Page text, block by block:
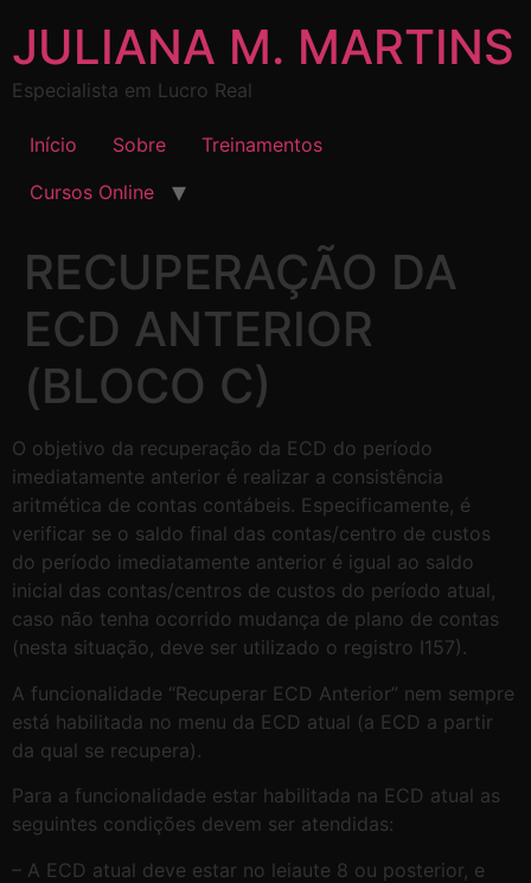
JULIANA M. MARTINS
Especialista em Lucro Real
Início Sobre
Treinamentos
Cursos Online
RECUPERAÇÃO DA
ECD ANTERIOR
(BLOCO C)
O objetivo da recuperação da ECD do período
imediatamente anterior é realizar a consistência
aritmética de contas contábeis. Especificamente, é
verificar se o saldo final das contas/centro de custos
do período imediatamente anterior é igual ao saldo
inicial das contas/centros de custos do período atual,
caso não tenha ocorrido mudança de plano de contas
(nesta situação, deve ser utilizado o registro I157).
A funcionalidade “Recuperar ECD Anterior” nem sempre
está habilitada no menu da ECD atual (a ECD a partir
da qual se recupera).
Para a funcionalidade estar habilitada na ECD atual as
seguintes condições devem ser atendidas:
– A ECD atual deve estar no leiaute 8 ou posterior, e